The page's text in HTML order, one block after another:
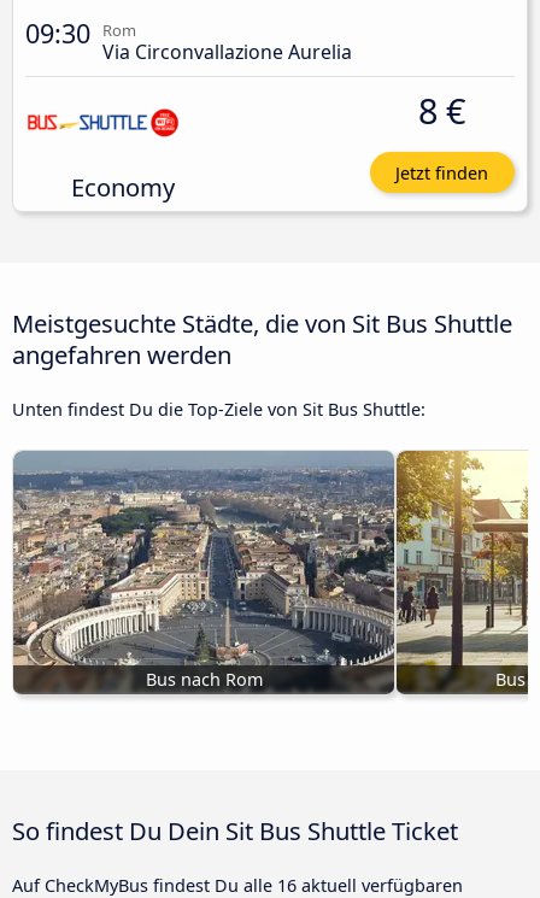
09:30 Rom
Via Circonvallazione Aurelia
Economy
8 €
Jetzt finden
Meistgesuchte Städte, die von Sit Bus Shuttle
angefahren werden
Unten findest Du die Top-Ziele von Sit Bus Shuttle:
Bus nach Rom Bus
So findest Du Dein Sit Bus Shuttle Ticket
Auf CheckMyBus findest Du alle 16 aktuell verfügbaren